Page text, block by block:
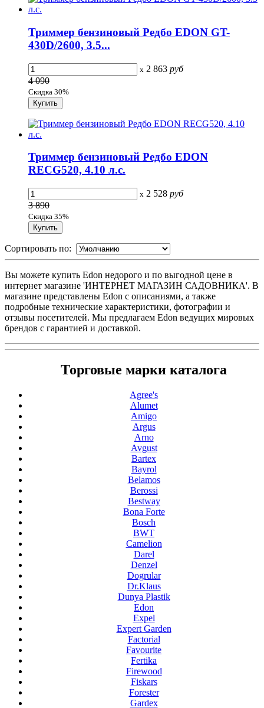
Триммер бензиновый Редбо EDON GT-
430D/2600, 3.5...
x 2 863 руб
4 090
Скидка 30%
Триммер бензиновый Редбо EDON
RECG520, 4.10 л.с.
x 2 528 руб
3 890
Скидка 35%
Сортировать по:
Вы можете купить Edon недорого и по выгодной цене в
интернет магазине 'ИНТЕРНЕТ МАГАЗИН САДОВНИКА'. В
магазине представлены Edon с описаниями, а также
подробные технические характеристики, фотографии и
отзывы посетителей. Мы предлагаем Edon ведущих мировых
брендов с гарантией и доставкой.
Торговые марки каталога
Agree's
Alumet
Amigo
Argus
Arno
Avgust
Bartex
Bayrol
Belamos
Berossi
Bestway
Bona Forte
Bosch
BWT
Camelion
Darel
Denzel
Dogrular
Dr.Klaus
Dunya Plastik
Edon
Expel
Expert Garden
Factorial
Favourite
Fertika
Firewood
Fiskars
Forester
Gardex